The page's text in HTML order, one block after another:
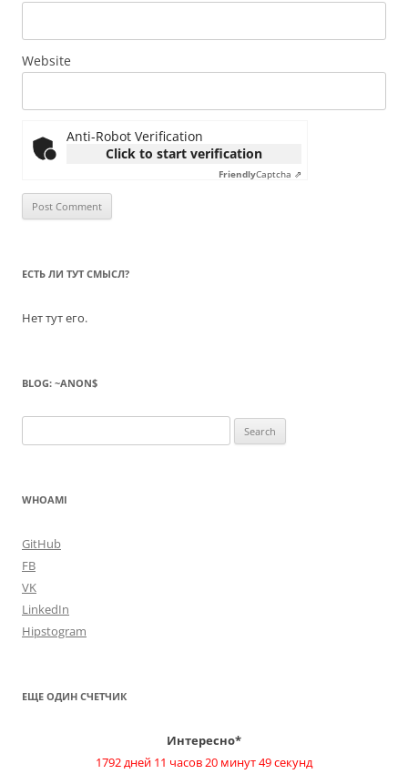
Website
Anti-Robot Verification
Click to start verification
FriendlyCaptcha ⇗
ЕСТЬ ЛИ ТУТ СМЫСЛ?
Нет тут его.
BLOG: ~ANON$
for:
WHOAMI
GitHub
FB
VK
LinkedIn
Hipstogram
ЕЩЕ ОДИН СЧЕТЧИК
Интересно*
1792 дней 11 часов 20 минут 49 секунд